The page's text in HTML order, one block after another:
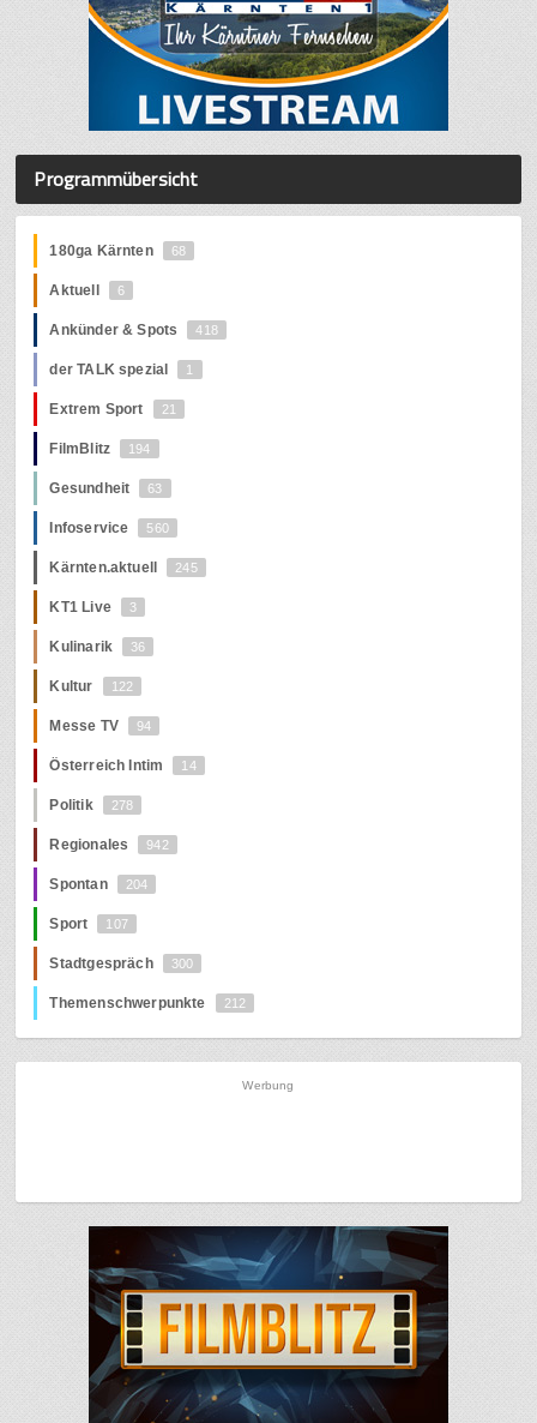
Programmübersicht
180ga Kärnten 68
Aktuell 6
Ankünder & Spots 418
der TALK spezial 1
Extrem Sport 21
FilmBlitz 194
Gesundheit 63
Infoservice 560
Kärnten.aktuell 245
KT1 Live 3
Kulinarik 36
Kultur 122
Messe TV 94
Österreich Intim 14
Politik 278
Regionales 942
Spontan 204
Sport 107
Stadtgespräch 300
Themenschwerpunkte 212
Werbung